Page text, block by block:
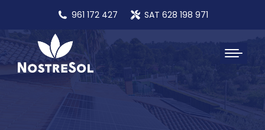
961 172 427 SAT 628 198 971